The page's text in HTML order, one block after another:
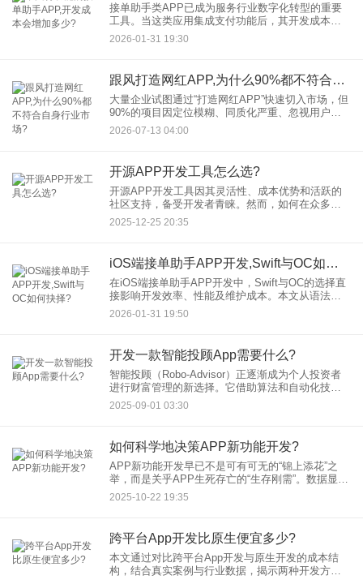
接单助手类APP已成为服务行业数字化转型的重要
工具。当这类应用集成支付功能后，其开发成本会
因技术门槛提升、安全合规要求增加等因素显著上
升。本文将从功能模块、技术实现、团队配置三个
2026-01-31 19:30
跟风打造网红APP,为什么90%都不符合自身行业市场?
大量企业试图通过“打造网红APP”快速切入市场，但
90%的项目因定位模糊、同质化严重、忽视用户体
验等问题失败。本文深度解析跟风开发的三大核心
陷阱，结合真实案例与行业数据，揭示APP开发如
2026-07-13 04:00
开源APP开发工具怎么选?
开源APP开发工具因其灵活性、成本优势和活跃的
社区支持，备受开发者青睐。然而，如何在众多选
项中找到最适合自己的工具呢？本文将为您梳理选
2025-12-25 20:35
iOS端接单助手APP开发,Swift与OC如何抉择?
在iOS端接单助手APP开发中，Swift与OC的选择直
接影响开发效率、性能及维护成本。本文从语法特
性、生态支持、开发效率、性能优化等维度深度对
比，结合实际案例解析技术选型策略，助开发者精
2026-01-31 19:50
开发一款智能投顾App需要什么?
智能投顾（Robo-Advisor）正逐渐成为个人投资者
进行财富管理的新选择。它借助算法和自动化技
术，为用户提供低成本、高效率、个性化的投资建
议与资产配置服务。那么，开发一款成功的智能投
2025-09-01 03:30
如何科学地决策APP新功能开发?
APP新功能开发早已不是可有可无的“锦上添花”之
举，而是关乎APP生死存亡的“生存刚需”。数据显
示，72%的用户会因为功能迭代缓慢而卸载应用，
而科学的功能决策能够让开发效率提升40%。本文
2025-10-22 19:35
跨平台App开发比原生便宜多少?
本文通过对比跨平台App开发与原生开发的成本结
构，结合真实案例与行业数据，揭示两种开发方式